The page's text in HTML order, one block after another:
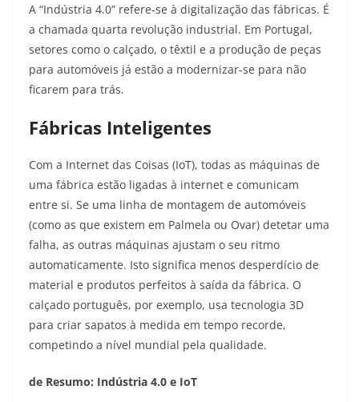
A “Indústria 4.0” refere-se à digitalização das fábricas. É
a chamada quarta revolução industrial. Em Portugal,
setores como o calçado, o têxtil e a produção de peças
para automóveis já estão a modernizar-se para não
ficarem para trás.
Fábricas Inteligentes
Com a Internet das Coisas (IoT), todas as máquinas de
uma fábrica estão ligadas à internet e comunicam
entre si. Se uma linha de montagem de automóveis
(como as que existem em Palmela ou Ovar) detetar uma
falha, as outras máquinas ajustam o seu ritmo
automaticamente. Isto significa menos desperdício de
material e produtos perfeitos à saída da fábrica. O
calçado português, por exemplo, usa tecnologia 3D
para criar sapatos à medida em tempo recorde,
competindo a nível mundial pela qualidade.
de Resumo: Indústria 4.0 e IoT